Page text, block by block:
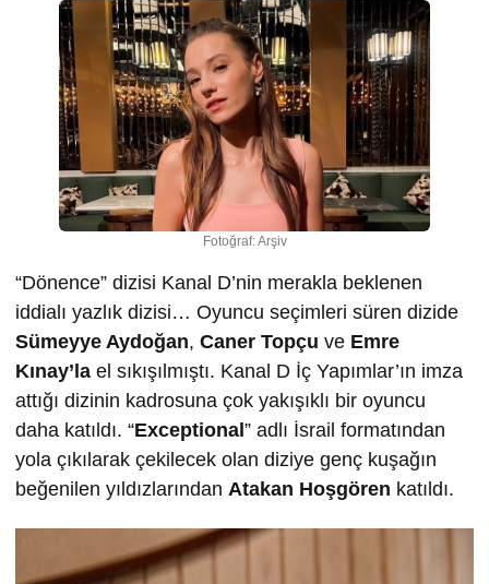
Fotoğraf: Arşiv
“Dönence” dizisi Kanal D’nin merakla beklenen
iddialı yazlık dizisi… Oyuncu seçimleri süren dizide
Sümeyye Aydoğan, Caner Topçu ve Emre
Kınay’la el sıkışılmıştı. Kanal D İç Yapımlar’ın imza
attığı dizinin kadrosuna çok yakışıklı bir oyuncu
daha katıldı. “Exceptional” adlı İsrail formatından
yola çıkılarak çekilecek olan diziye genç kuşağın
beğenilen yıldızlarından Atakan Hoşgören katıldı.